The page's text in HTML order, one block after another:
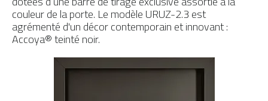
Porte d'entrée sur-mesure
PAR STYLE
Portes d'entrée modernes
Portes d’entrée traditionnelles
LES ATOUTS
Performances
Usage
Fiscalité
couleur de la porte. Le modèle URUZ-2.3 est
agrémenté d'un décor contemporain et innovant :
Accoya® teinté noir.